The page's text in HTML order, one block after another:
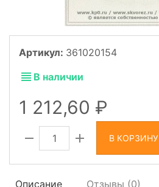
Артикул: 361020154
В наличии
1 212,60
В КОРЗИНУ
Описание Отзывы (0)